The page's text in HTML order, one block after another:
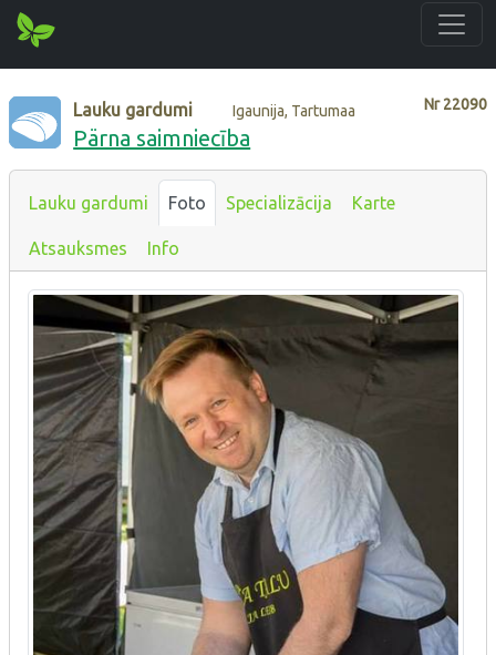
Nr22090
Lauku gardumi Igaunija, Tartumaa
Pärna saimniecība
Lauku gardumi Foto Specializācija Karte
Atsauksmes Info